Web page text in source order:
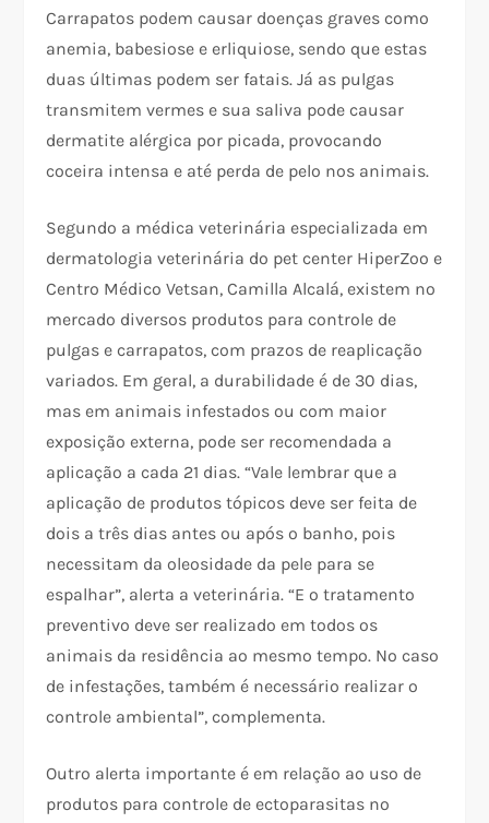
Carrapatos podem causar doenças graves como
anemia, babesiose e erliquiose, sendo que estas
duas últimas podem ser fatais. Já as pulgas
transmitem vermes e sua saliva pode causar
dermatite alérgica por picada, provocando
coceira intensa e até perda de pelo nos animais.
Segundo a médica veterinária especializada em
dermatologia veterinária do pet center HiperZoo e
Centro Médico Vetsan, Camilla Alcalá, existem no
mercado diversos produtos para controle de
pulgas e carrapatos, com prazos de reaplicação
variados. Em geral, a durabilidade é de 30 dias,
mas em animais infestados ou com maior
exposição externa, pode ser recomendada a
aplicação a cada 21 dias. “Vale lembrar que a
aplicação de produtos tópicos deve ser feita de
dois a três dias antes ou após o banho, pois
necessitam da oleosidade da pele para se
espalhar”, alerta a veterinária. “E o tratamento
preventivo deve ser realizado em todos os
animais da residência ao mesmo tempo. No caso
de infestações, também é necessário realizar o
controle ambiental”, complementa.
Outro alerta importante é em relação ao uso de
produtos para controle de ectoparasitas no